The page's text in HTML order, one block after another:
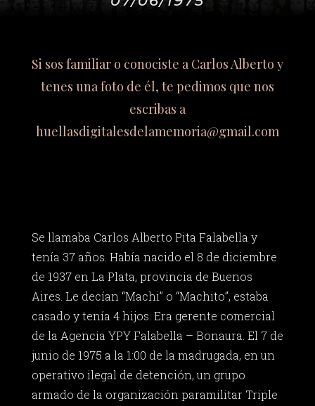
Si sos familiar o conociste a Carlos Alberto y
tenes una foto de él, te pedimos que nos
escribas a
huellasdigitalesdelamemoria@gmail.com
Se llamaba Carlos Alberto Pita Falabella y
tenía 37 años. Había nacido el 8 de diciembre
de 1937 en La Plata, provincia de Buenos
Aires. Le decían “Machi” o “Machito”, estaba
casado y tenía 4 hijos. Era gerente comercial
de la Agencia YPY Falabella – Bonaura. El 7 de
junio de 1975 a la 1:00 de la madrugada, en un
operativo ilegal de detención, un grupo
armado de la organización paramilitar Triple